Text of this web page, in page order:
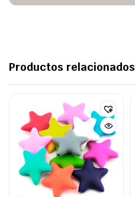
Productos relacionados